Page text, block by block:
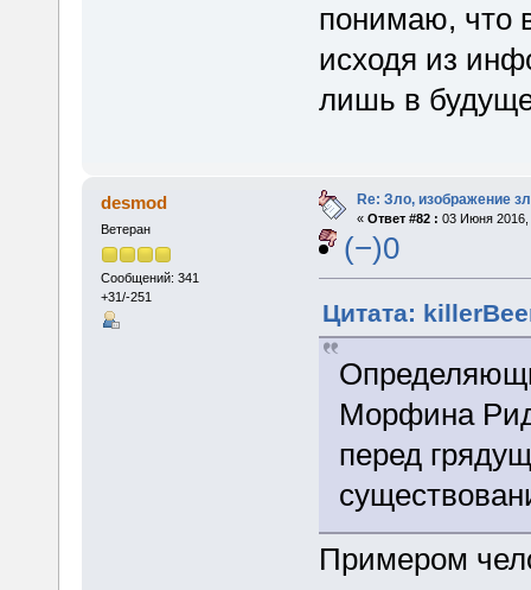
понимаю, что
исходя из
лишь в
desmod
Ветеран
Сообщений: 341
+31/-251
Re: Зло, изображение
« Ответ #82 : 03 Июня 2016,
(−)0
Цитата:
Морфина
перед
Примером